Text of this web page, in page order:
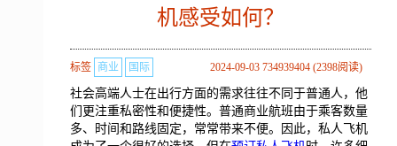
机感受如何？
2024-09-03 734939404 (2398阅读)
标签 商业 国际
社会高端人士在出行方面的需求往往不同于普通人，他
们更注重私密性和便捷性。普通商业航班由于乘客数量
多、时间和路线固定，常常带来不便。因此，私人飞机